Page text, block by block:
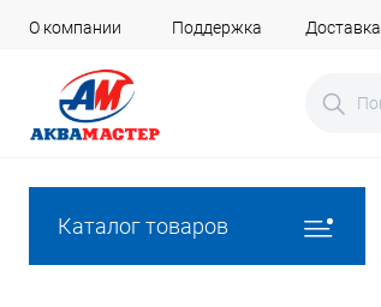
О компании Поддержка Доставка
Каталог товаров